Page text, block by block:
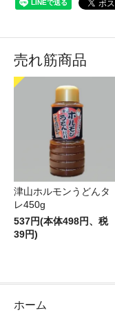
売れ筋商品
津山ホルモンうどんタ
レ450g
537円(本体498円、税
39円)
ホーム